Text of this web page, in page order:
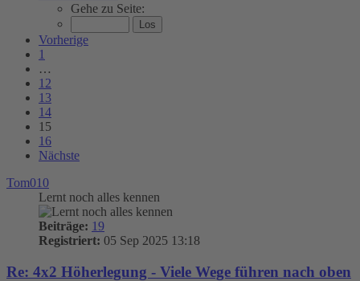
Gehe zu Seite:
Vorherige
1
…
12
13
14
15
16
Nächste
Tom010
Lernt noch alles kennen
Beiträge: 19
Registriert: 05 Sep 2025 13:18
Re: 4x2 Höherlegung - Viele Wege führen nach oben